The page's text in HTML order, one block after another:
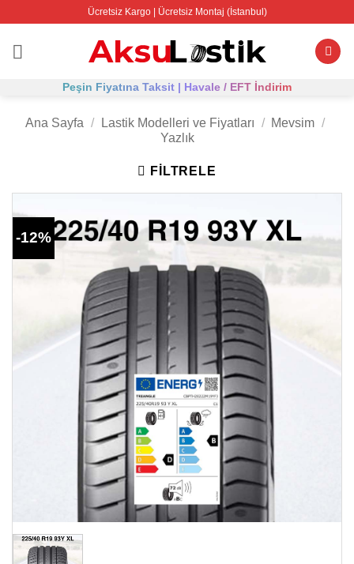
Ücretsiz Kargo | Ücretsiz Montaj (İstanbul)
Peşin Fiyatına Taksit | Havale / EFT İndirim
Ana Sayfa / Lastik Modelleri ve Fiyatları / Mevsim /
Yazlık
FILTRELE
-12%